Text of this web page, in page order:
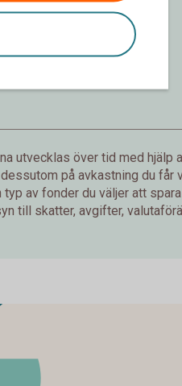
utvecklas över tid med hjälp
på avkastning du får
av fonder du väljer att
till skatter, avgifter,